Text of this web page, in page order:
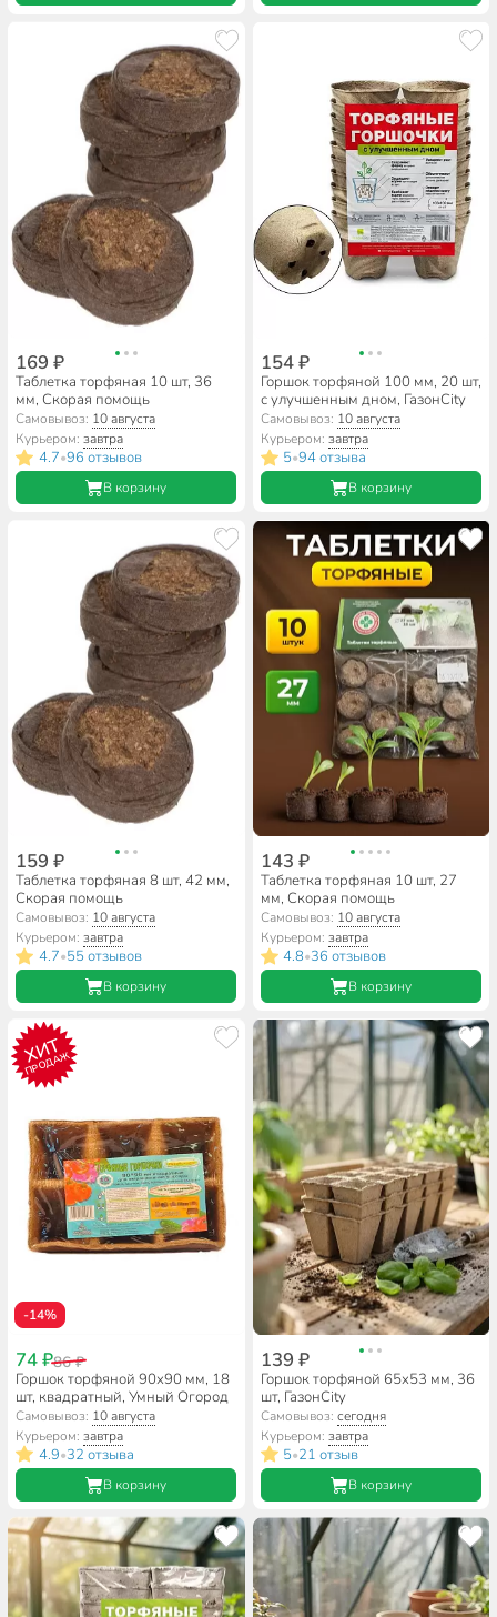
169 ₽
Таблетка торфяная 10 шт, 36
мм, Скорая помощь
Самовывоз: 10 августа
Курьером:завтра
4.7•96 отзывов
В корзину
154 ₽
Горшок торфяной 100 мм, 20 шт,
с улучшенным дном, ГазонCity
Самовывоз: 10 августа
Курьером: завтра
5•94 отзыва
В корзину
159 ₽
Таблетка торфяная 8 шт, 42 мм,
Скорая помощь
Самовывоз: 10 августа
Курьером:завтра
4.7•55 отзывов
В корзину
143 ₽
Таблетка торфяная 10 шт, 27
мм, Скорая помощь
Самовывоз: 10 августа
Курьером: завтра
4.8•36 отзывов
В корзину
ХИТ
ПРОДАЖ
-14%
74 ₽86 ₽
Горшок торфяной 90х90 мм, 18
шт, квадратный, Умный Огород
Самовывоз: 10 августа
Курьером:завтра
4.9•32 отзыва
В корзину
139 ₽
Горшок торфяной 65х53 мм, 36
шт, ГазонCity
Самовывоз: сегодня
Курьером: завтра
5•21 отзыв
В корзину